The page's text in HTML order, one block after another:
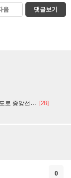
음 댓글보기
인트’로 지워 [28]
0